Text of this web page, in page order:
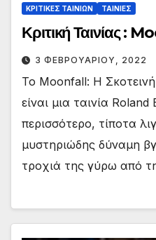
ΚΡΙΤΙΚΕΣ ΤΑΙΝΙΩΝ ΤΑΙΝΙΕΣ
Κριτική Ταινίας :
3 ΦΕΒΡΟΥΑΡΊΟΥ, 2022
Το Moonfall: Η
είναι μια ταινία
περισσότερο, τίποτα
μυστηριώδης δύναμη
τροχιά της γύρω από